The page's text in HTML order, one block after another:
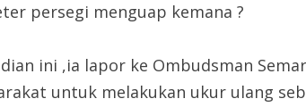
persegi menguap kemana ?
ini ,ia lapor ke Ombudsman
untuk melakukan ukur ulang